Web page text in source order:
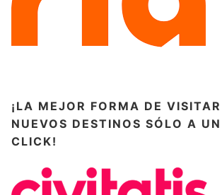
¡LA MEJOR FORMA DE VISITAR
NUEVOS DESTINOS SÓLO A UN
CLICK!